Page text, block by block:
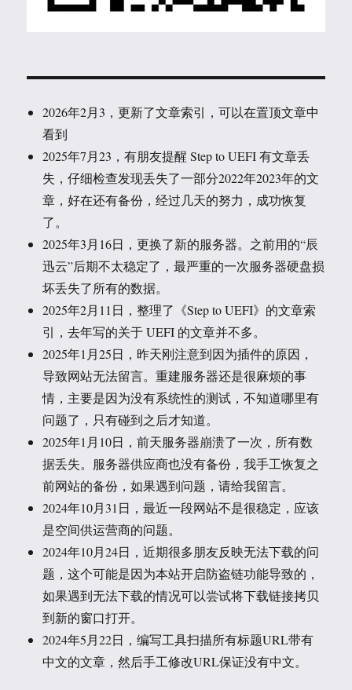
2026年2月3，更新了文章索引，可以在置顶文章中
看到
2025年7月23，有朋友提醒 Step to UEFI 有文章丢
失，仔细检查发现丢失了一部分2022年2023年的文
章，好在还有备份，经过几天的努力，成功恢复
了。
2025年3月16日，更换了新的服务器。之前用的“辰
迅云”后期不太稳定了，最严重的一次服务器硬盘损
坏丢失了所有的数据。
2025年2月11日，整理了《Step to UEFI》的文章索
引，去年写的关于 UEFI 的文章并不多。
2025年1月25日，昨天刚注意到因为插件的原因，
导致网站无法留言。重建服务器还是很麻烦的事
情，主要是因为没有系统性的测试，不知道哪里有
问题了，只有碰到之后才知道。
2025年1月10日，前天服务器崩溃了一次，所有数
据丢失。服务器供应商也没有备份，我手工恢复之
前网站的备份，如果遇到问题，请给我留言。
2024年10月31日，最近一段网站不是很稳定，应该
是空间供运营商的问题。
2024年10月24日，近期很多朋友反映无法下载的问
题，这个可能是因为本站开启防盗链功能导致的，
如果遇到无法下载的情况可以尝试将下载链接拷贝
到新的窗口打开。
2024年5月22日，编写工具扫描所有标题URL带有
中文的文章，然后手工修改URL保证没有中文。